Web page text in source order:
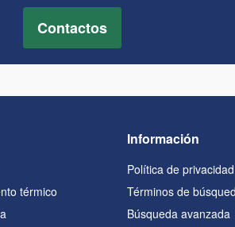
Contactos
Información
Política de
Términos de
Búsqueda avanzada
térmico